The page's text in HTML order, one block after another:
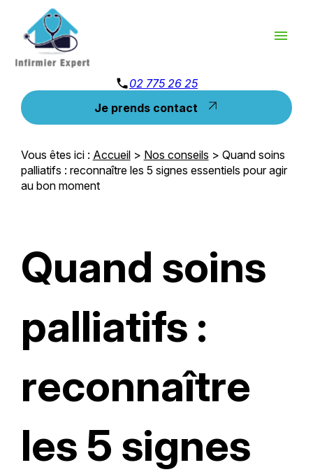
menu
phone02 775 26 25
Je prends contact
Vous êtes ici : Accueil> Nos conseils > Quand soins
palliatifs : reconnaître les 5 signes essentiels pour agir
au bon moment
Quand soins
palliatifs :
reconnaître
les 5 signes
Panneau de gestion des cookies